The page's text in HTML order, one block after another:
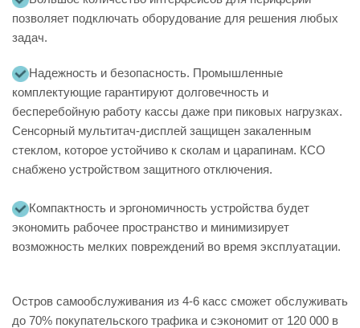
позволяет подключать оборудование для решения любых
задач.
Надежность и безопасность. Промышленные
комплектующие гарантируют долговечность и
бесперебойную работу кассы даже при пиковых нагрузках.
Сенсорный мультитач-дисплей защищен закаленным
стеклом, которое устойчиво к сколам и царапинам. КСО
снабжено устройством защитного отключения.
Компактность и эргономичность устройства будет
экономить рабочее пространство и минимизирует
возможность мелких повреждений во время эксплуатации.
Остров самообслуживания из 4-6 касс сможет обслуживать
до 70% покупательского трафика и сэкономит от 120 000 в